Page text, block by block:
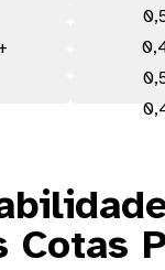
Cotas